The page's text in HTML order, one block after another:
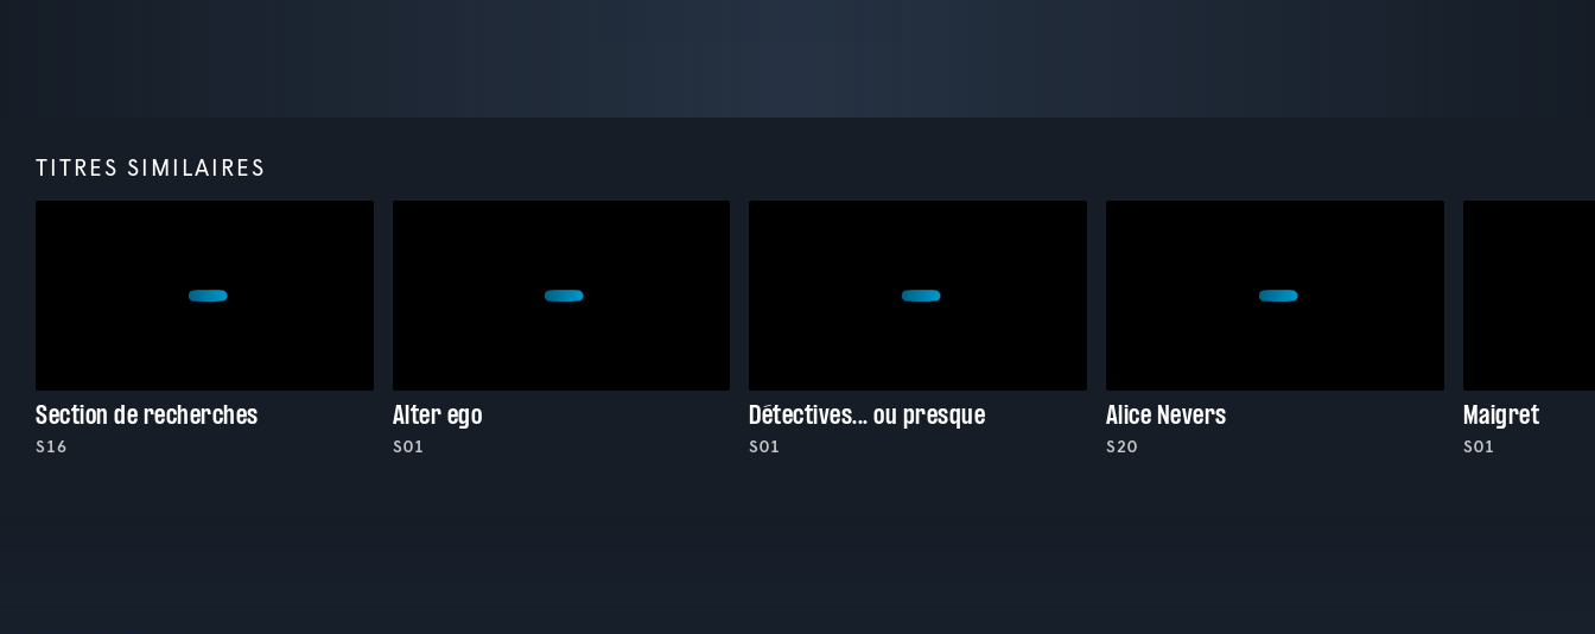
TITRES SIMILAIRES
Section de recherches
S16
Alter ego
S01
Détectives... ou presque
S01
Alice Nevers
S20
Maigret
S01